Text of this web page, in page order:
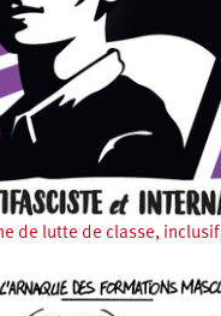
de lutte de classe,